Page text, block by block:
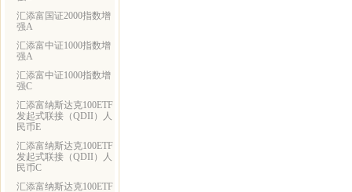
汇添富国证2000指数增
强A
汇添富中证1000指数增
强A
汇添富中证1000指数增
强C
汇添富纳斯达克100ETF
发起式联接（QDII）人
民币E
汇添富纳斯达克100ETF
发起式联接（QDII）人
民币C
汇添富纳斯达克100ETF